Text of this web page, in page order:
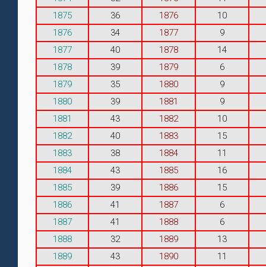
1875
36 1876
10
1876
34 1877
9
1877
40 1878
14
1878
39 1879
6
1879
35 1880
9
1880
39 1881
9
1881
43 1882
10
1882
40 1883
15
1883
38 1884
11
1884
43 1885
16
1885
39 1886
15
1886
41 1887
6
1887
41 1888
6
1888
32 1889
13
1889
43 1890
11